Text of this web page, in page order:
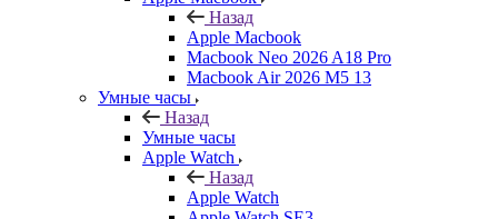
Назад
Apple Macbook
Macbook Neo 2026 A18 Pro
Macbook Air 2026 M5 13
Умные часы
Назад
Умные часы
Apple Watch
Назад
Apple Watch